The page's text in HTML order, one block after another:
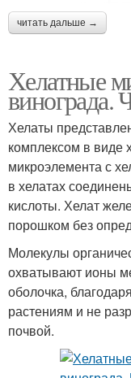
читать дальше →
Хелатные
винограда.
Хелаты
комплексом в виде
микроэлемента с
в хелатах
кислоты. Хелат
порошком без
Молекулы
охватывают ионы
оболочка,
растениям и не
почвой.